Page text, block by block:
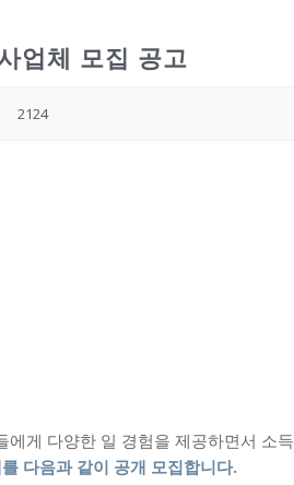
업체 모집 공고
2124
게 다양한 일 경험을 제공하면서 소득
다음과 같이 공개 모집합니다.